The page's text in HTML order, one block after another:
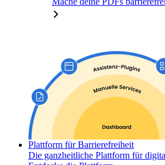
Plattform für Barrierefreiheit
Die ganzheitliche Plattform für